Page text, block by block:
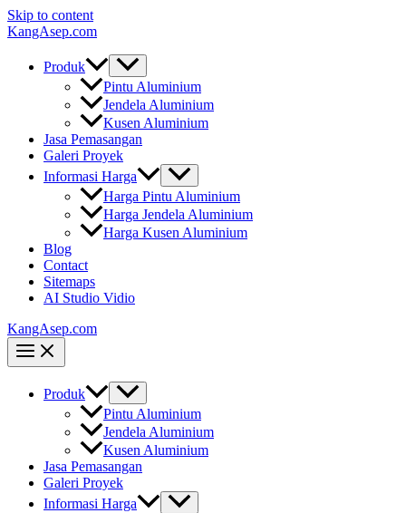
Skip to content
KangAsep.com
Produk
Pintu Aluminium
Jendela Aluminium
Kusen Aluminium
Jasa Pemasangan
Galeri Proyek
Informasi Harga
Harga Pintu Aluminium
Harga Jendela Aluminium
Harga Kusen Aluminium
Blog
Contact
Sitemaps
AI Studio Vidio
KangAsep.com
Produk
Pintu Aluminium
Jendela Aluminium
Kusen Aluminium
Jasa Pemasangan
Galeri Proyek
Informasi Harga